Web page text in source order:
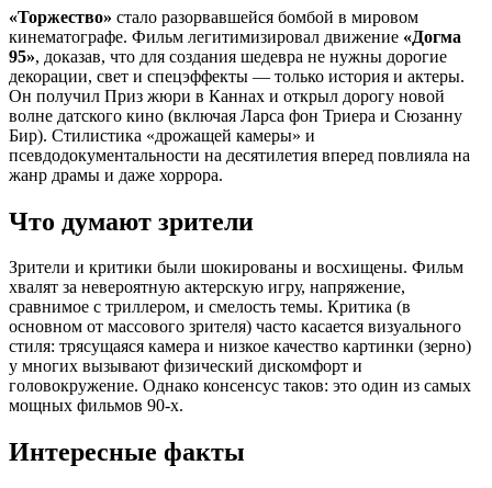
«Торжество» стало разорвавшейся бомбой в мировом
кинематографе. Фильм легитимизировал движение «Догма
95», доказав, что для создания шедевра не нужны дорогие
декорации, свет и спецэффекты — только история и актеры.
Он получил Приз жюри в Каннах и открыл дорогу новой
волне датского кино (включая Ларса фон Триера и Сюзанну
Бир). Стилистика «дрожащей камеры» и
псевдодокументальности на десятилетия вперед повлияла на
жанр драмы и даже хоррора.
Что думают зрители
Зрители и критики были шокированы и восхищены. Фильм
хвалят за невероятную актерскую игру, напряжение,
сравнимое с триллером, и смелость темы. Критика (в
основном от массового зрителя) часто касается визуального
стиля: трясущаяся камера и низкое качество картинки (зерно)
у многих вызывают физический дискомфорт и
головокружение. Однако консенсус таков: это один из самых
мощных фильмов 90-х.
Интересные факты